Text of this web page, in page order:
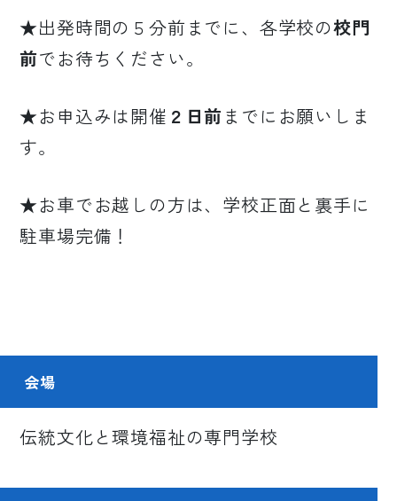
★出発時間の５分前までに、各学校の校門
前でお待ちください。
★お申込みは開催 ２日前 までにお願いしま
す。
★お車でお越しの方は、学校正面と裏手に
駐車場完備！
会場
伝統文化と環境福祉の専門学校